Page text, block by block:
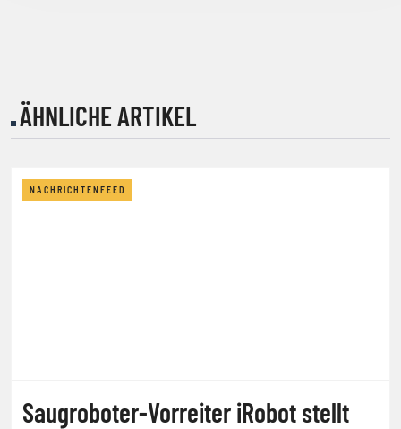
ÄHNLICHE ARTIKEL
NACHRICHTENFEED
Saugroboter-Vorreiter iRobot stellt